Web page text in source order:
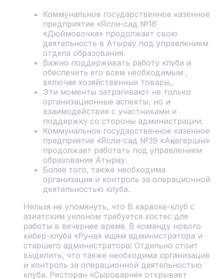
Коммунальное государственное казенное
предприятие «Ясли-сад №16
«Дюймовочка» продолжает свою
деятельность в Атырау под управлением
отдела образования.
Важно поддерживать работу клуба и
обеспечить его всем необходимым ,
включая хозяйственные товары,.
Эти моменты затрагивают не только
организационные аспекты, но и
взаимодействие с участниками и
поддержку со стороны администрации.
Коммунальное государственное казенное
предприятие «Ясли-сад №39 «Ақкөгершін»
продолжает работать под управлением
образования Атырау.
Более того, также необходима
организация и контроль за операционной
деятельностью клуба.
Нельзя не упомянуть, что В караоке-клуб с
азиатским уклоном требуется хостес для
работы в вечернее время. В команду нового
кибер-клуба «Руна» ищем администратора и
старшего администратора! Отдельно стоит
выделить, что также необходима организация
и контроль за операционной деятельностью
клуба. Ресторан «Сыроварня» открывает